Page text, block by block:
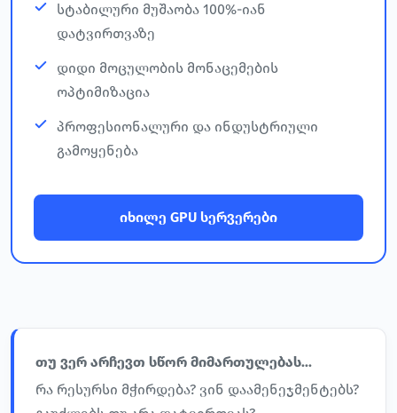
სტაბილური მუშაობა 100%-იან
დატვირთვაზე
დიდი მოცულობის მონაცემების
ოპტიმიზაცია
პროფესიონალური და ინდუსტრიული
გამოყენება
იხილე GPU სერვერები
თუ ვერ არჩევთ სწორ მიმართულებას...
რა რესურსი მჭირდება? ვინ დაამენეჯმენტებს?